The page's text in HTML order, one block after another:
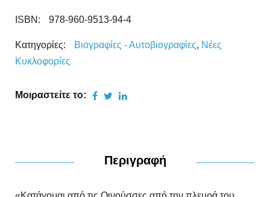
ISBN: 978-960-9513-94-4
Κατηγορίες: Βιογραφίες - Αυτοβιογραφίες, Νέες
Kυκλοφορίες
Μοιραστείτε το:
Περιγραφή